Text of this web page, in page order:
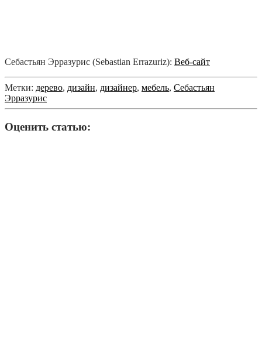
Себастьян Эрразурис (Sebastian Errazuriz): Веб-сайт
Метки: дерево, дизайн, дизайнер, мебель, Себастьян
Эрразурис
Оценить статью: